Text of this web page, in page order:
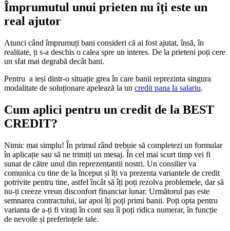
Împrumutul unui prieten nu îți este un
real ajutor
Atunci când împrumuți bani consideri că ai fost ajutat, însă, în
realitate, ți s-a deschis o calea spre un interes. De la prieteni poți cere
un sfat mai degrabă decât bani.
Pentru a ieși dintr-o situație grea în care banii reprezinta singura
modalitate de soluționare apelează la un credit pana la salariu.
Cum aplici pentru un credit de la BEST
CREDIT?
Nimic mai simplu! În primul rând trebuie să completezi un formular
în aplicație sau să ne trimiți un mesaj. În cel mai scurt timp vei fi
sunat de către unul din reprezentantii nostri. Un consilier va
comunica cu tine de la început și îți va prezenta variantele de credit
potrivite pentru tine, astfel încât să îți poți rezolva problemele, dar să
nu-ți creeze vreun disconfort financiar lunar. Următorul pas este
semnarea contractului, iar apoi îți poți primi banii. Poți opta pentru
varianta de a-ți fi virați în cont sau îi poți ridica numerar, în funcție
de nevoile și preferințele tale.